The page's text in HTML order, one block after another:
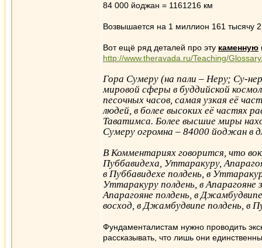
84 000 йоджан = 1161216 км
Возвышается на 1 миллион 161 тысячу
Вот ещё ряд деталей про эту каменную
http://www.theravada.ru/Teaching/
Гора Сумеру (на пали – Неру; Су-
мировой сферы в буддийской
песочных часов, самая узкая её
людей, в более высоких её частях
Таватимса. Более высшие миры
Сумеру огромна – 84000 йоджан в
В Комментариях говорится, что
Пуббавидеха, Уттаракуру,
в Пуббавидехе полдень, в
Уттаракуру полдень, в
Апарагояне полдень, в
восход, в Джамбудвипе полдень, в
Фундаменталистам нужно проводить
рассказывать, что лишь они